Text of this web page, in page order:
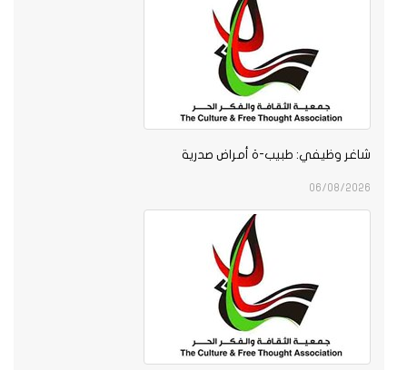
شاغر وظيفي: طبيب-ة أمراض صدرية
06/08/2026